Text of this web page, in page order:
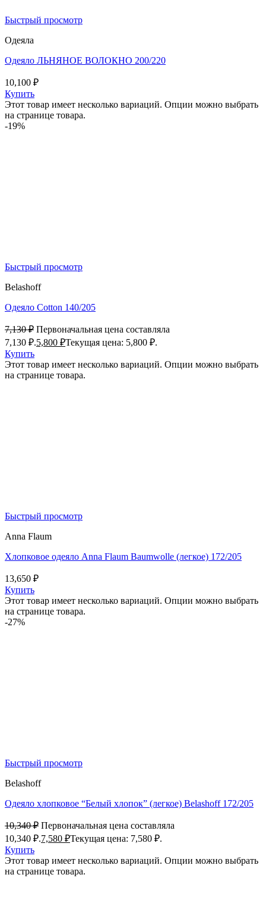
Быстрый просмотр
Одеяла
Одеяло ЛЬНЯНОЕ ВОЛОКНО 200/220
10,100 ₽
Купить
Этот товар имеет несколько вариаций. Опции можно выбрать
на странице товара.
-19%
Быстрый просмотр
Belashoff
Одеяло Cotton 140/205
7,130₽ Первоначальная цена составляла
7,130 ₽.5,800 ₽Текущая цена: 5,800 ₽.
Купить
Этот товар имеет несколько вариаций. Опции можно выбрать
на странице товара.
Быстрый просмотр
Anna Flaum
Хлопковое одеяло Anna Flaum Baumwolle (легкое) 172/205
13,650 ₽
Купить
Этот товар имеет несколько вариаций. Опции можно выбрать
на странице товара.
-27%
Быстрый просмотр
Belashoff
Одеяло хлопковое “Белый хлопок” (легкое) Belashoff 172/205
10,340₽ Первоначальная цена составляла
10,340 ₽.7,580 ₽Текущая цена: 7,580 ₽.
Купить
Этот товар имеет несколько вариаций. Опции можно выбрать
на странице товара.